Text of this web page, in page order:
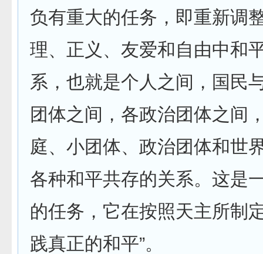
负有重大的任务，即重新调
理、正义、友爱和自由中和
系，也就是个人之间，国民
团体之间，各政治团体之间
庭、小团体、政治团体和世
各种和平共存的关系。这是
的任务，它在按照天主所制
践真正的和平”。